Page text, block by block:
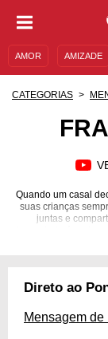
AMOR AMIZADE
CATEGORIAS
Quando um casal
suas crianças
juntas e
irmandade é
diferença
Direto ao
Mensagem de